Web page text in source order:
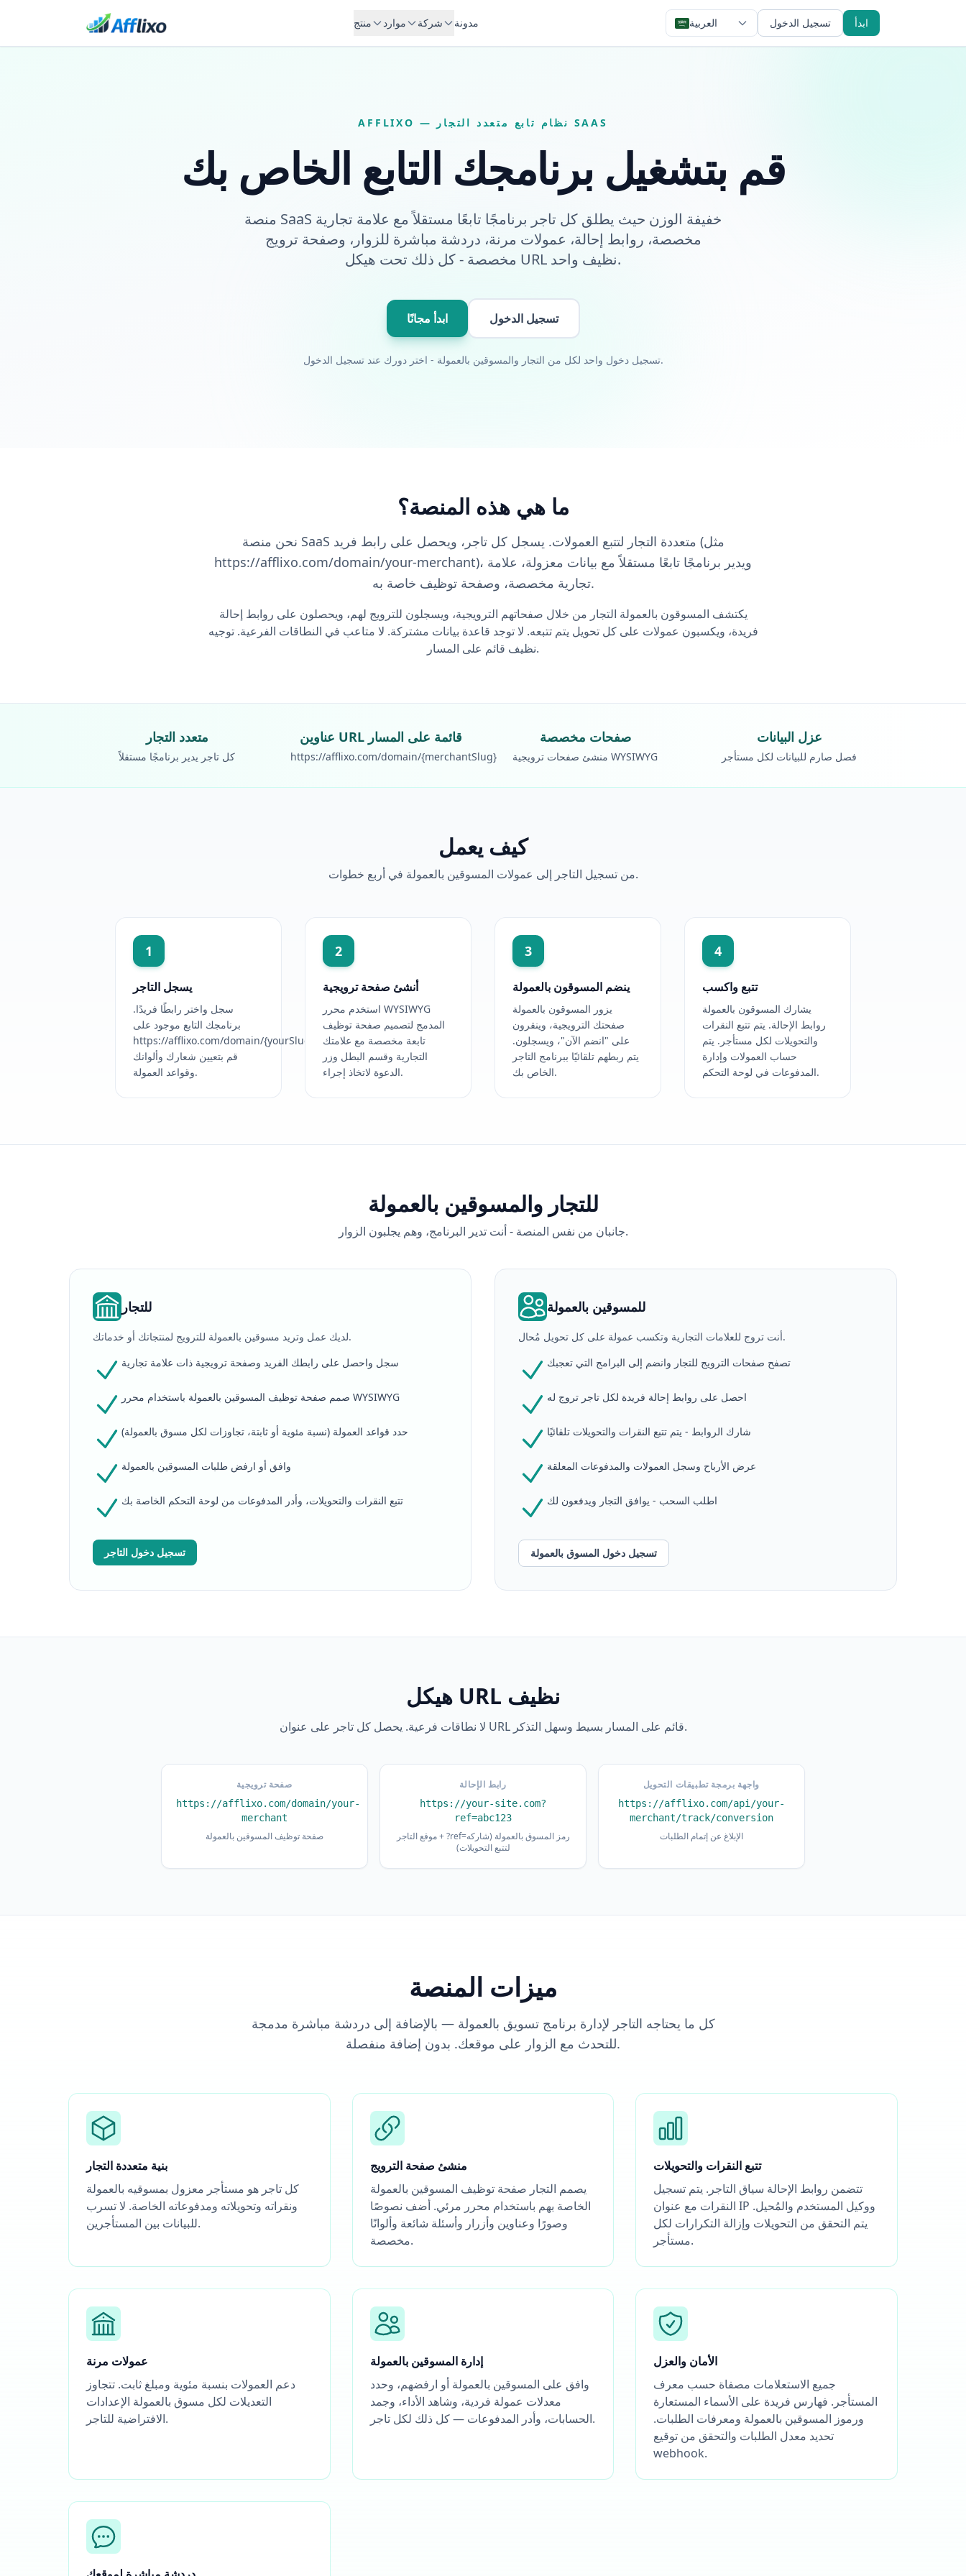
منتج موارد شركة مدونة العربية تسجيل الدخول ابدأ
AFFLIXO — نظام تابع متعدد التجار SAAS
قم بتشغيل برنامجك التابع الخاص بك
منصة SaaS خفيفة الوزن حيث يطلق كل تاجر برنامجًا تابعًا مستقلاً مع علامة تجارية
مخصصة، روابط إحالة، عمولات مرنة، دردشة مباشرة للزوار، وصفحة ترويج
مخصصة - كل ذلك تحت هيكل URL نظيف واحد.
ابدأ مجانًا تسجيل الدخول
تسجيل دخول واحد لكل من التجار والمسوقين بالعمولة - اختر دورك عند تسجيل الدخول.
ما هي هذه المنصة؟
نحن منصة SaaS متعددة التجار لتتبع العمولات. يسجل كل تاجر، ويحصل على رابط فريد (مثل
https://afflixo.com/domain/your-merchant)، ويدير برنامجًا تابعًا مستقلاً مع بيانات معزولة، علامة
تجارية مخصصة، وصفحة توظيف خاصة به.
يكتشف المسوقون بالعمولة التجار من خلال صفحاتهم الترويجية، ويسجلون للترويج لهم، ويحصلون على روابط إحالة
فريدة، ويكسبون عمولات على كل تحويل يتم تتبعه. لا توجد قاعدة بيانات مشتركة. لا متاعب في النطاقات الفرعية. توجيه
نظيف قائم على المسار.
متعدد التجار
كل تاجر يدير برنامجًا مستقلاً
عناوين URL قائمة على المسار
https://afflixo.com/domain/{merchantSlug}
صفحات مخصصة
منشئ صفحات ترويجية WYSIWYG
عزل البيانات
فصل صارم للبيانات لكل مستأجر
كيف يعمل
من تسجيل التاجر إلى عمولات المسوقين بالعمولة في أربع خطوات.
1
يسجل التاجر
سجل واختر رابطًا فريدًا.
برنامجك التابع موجود على
https://afflixo.com/domain/{yourSlug}.
قم بتعيين شعارك وألوانك
وقواعد العمولة.
2
أنشئ صفحة ترويجية
استخدم محرر WYSIWYG
المدمج لتصميم صفحة توظيف
تابعة مخصصة مع علامتك
التجارية وقسم البطل وزر
الدعوة لاتخاذ إجراء.
3
ينضم المسوقون بالعمولة
يزور المسوقون بالعمولة
صفحتك الترويجية، وينقرون
على "انضم الآن"، ويسجلون.
يتم ربطهم تلقائيًا ببرنامج التاجر
الخاص بك.
4
تتبع واكسب
يشارك المسوقون بالعمولة
روابط الإحالة. يتم تتبع النقرات
والتحويلات لكل مستأجر. يتم
حساب العمولات وإدارة
المدفوعات في لوحة التحكم.
للتجار والمسوقين بالعمولة
جانبان من نفس المنصة - أنت تدير البرنامج، وهم يجلبون الزوار.
للتجار
لديك عمل وتريد مسوقين بالعمولة للترويج لمنتجاتك أو خدماتك.
سجل واحصل على رابطك الفريد وصفحة ترويجية ذات علامة تجارية
صمم صفحة توظيف المسوقين بالعمولة باستخدام محرر WYSIWYG
حدد قواعد العمولة (نسبة مئوية أو ثابتة، تجاوزات لكل مسوق بالعمولة)
وافق أو ارفض طلبات المسوقين بالعمولة
تتبع النقرات والتحويلات، وأدر المدفوعات من لوحة التحكم الخاصة بك
تسجيل دخول التاجر
للمسوقين بالعمولة
أنت تروج للعلامات التجارية وتكسب عمولة على كل تحويل مُحال.
تصفح صفحات الترويج للتجار وانضم إلى البرامج التي تعجبك
احصل على روابط إحالة فريدة لكل تاجر تروج له
شارك الروابط - يتم تتبع النقرات والتحويلات تلقائيًا
عرض الأرباح وسجل العمولات والمدفوعات المعلقة
اطلب السحب - يوافق التجار ويدفعون لك
تسجيل دخول المسوق بالعمولة
هيكل URL نظيف
لا نطاقات فرعية. يحصل كل تاجر على عنوان URL قائم على المسار بسيط وسهل التذكر.
صفحة ترويجية
https://afflixo.com/domain/your-
merchant
صفحة توظيف المسوقين بالعمولة
رابط الإحالة
https://your-site.com?
ref=abc123
موقع التاجر + ?ref=رمز المسوق بالعمولة (شاركه
لتتبع التحويلات)
واجهة برمجة تطبيقات التحويل
https://afflixo.com/api/your-
merchant/track/conversion
الإبلاغ عن إتمام الطلبات
ميزات المنصة
كل ما يحتاجه التاجر لإدارة برنامج تسويق بالعمولة — بالإضافة إلى دردشة مباشرة مدمجة
للتحدث مع الزوار على موقعك. بدون إضافة منفصلة.
بنية متعددة التجار
كل تاجر هو مستأجر معزول بمسوقيه بالعمولة
ونقراته وتحويلاته ومدفوعاته الخاصة. لا تسرب
للبيانات بين المستأجرين.
منشئ صفحة الترويج
يصمم التجار صفحة توظيف المسوقين بالعمولة
الخاصة بهم باستخدام محرر مرئي. أضف نصوصًا
وصورًا وعناوين وأزرار وأسئلة شائعة وألوانًا
مخصصة.
تتبع النقرات والتحويلات
تتضمن روابط الإحالة سياق التاجر. يتم تسجيل
النقرات مع عنوان IP ووكيل المستخدم والمُحيل.
يتم التحقق من التحويلات وإزالة التكرارات لكل
مستأجر.
عمولات مرنة
دعم العمولات بنسبة مئوية ومبلغ ثابت. تتجاوز
التعديلات لكل مسوق بالعمولة الإعدادات
الافتراضية للتاجر.
إدارة المسوقين بالعمولة
وافق على المسوقين بالعمولة أو ارفضهم، وحدد
معدلات عمولة فردية، وشاهد الأداء، وجمد
الحسابات، وأدر المدفوعات — كل ذلك لكل تاجر.
الأمان والعزل
جميع الاستعلامات مصفاة حسب معرف
المستأجر. فهارس فريدة على الأسماء المستعارة
ورموز المسوقين بالعمولة ومعرفات الطلبات.
تحديد معدل الطلبات والتحقق من توقيع
webhook.